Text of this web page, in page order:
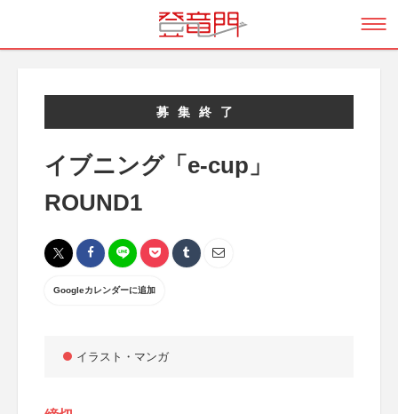
募集終了
イブニング「e-cup」
ROUND1
Googleカレンダーに追加
イラスト・マンガ